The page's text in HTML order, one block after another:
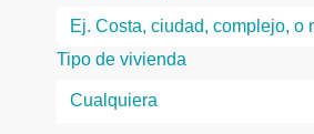
Tipo de vivienda